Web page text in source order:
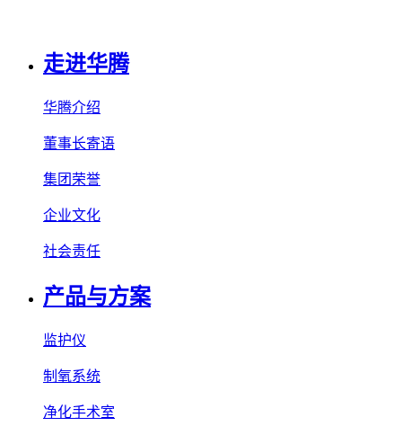
走进华腾
华腾介绍
董事长寄语
集团荣誉
企业文化
社会责任
产品与方案
监护仪
制氧系统
净化手术室